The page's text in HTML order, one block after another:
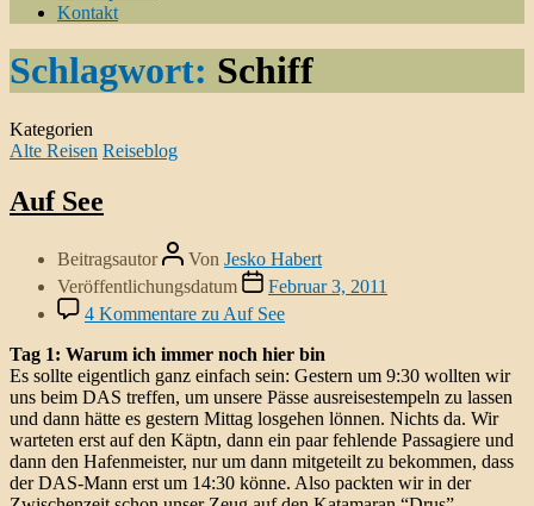
Kontakt
Schlagwort: Schiff
Kategorien
Alte Reisen Reiseblog
Auf See
Beitragsautor Von Jesko Habert
Veröffentlichungsdatum
Februar 3, 2011
4 Kommentare zu Auf See
Tag 1: Warum ich immer noch hier bin
Es sollte eigentlich ganz einfach sein: Gestern um 9:30 wollten wir
uns beim DAS treffen, um unsere Pässe ausreisestempeln zu lassen
und dann hätte es gestern Mittag losgehen lönnen. Nichts da. Wir
warteten erst auf den Käptn, dann ein paar fehlende Passagiere und
dann den Hafenmeister, nur um dann mitgeteilt zu bekommen, dass
der DAS-Mann erst um 14:30 könne. Also packten wir in der